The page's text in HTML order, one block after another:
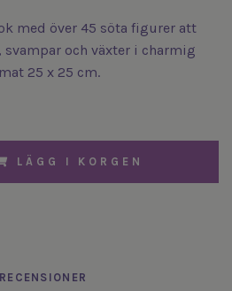
med över 45 söta figurer att
och växter i charmig
25 x 25 cm.
LÄGG I KORGEN
RECENSIONER